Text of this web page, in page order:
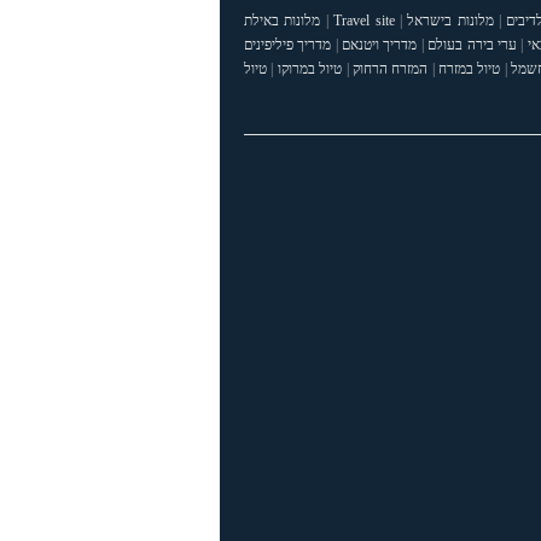
|מלונות בישראל|
Travel site
| מלונות באילת
ערי בירה בעולם מדריך ויטנאם
מדריך פיליפינים
| טיול במזרח המזרח הרחוק טיול במרוקו
טיול